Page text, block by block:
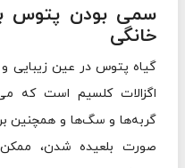
سمی بودن پتوس
خانگی
گیاه پتوس در عین زیبایی
اگزالات کلسیم است که
گربه‌ها و سگ‌ها و همچنین
صورت بلعیده شدن،